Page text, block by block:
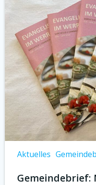
Aktuelles
Gemeindebrief: